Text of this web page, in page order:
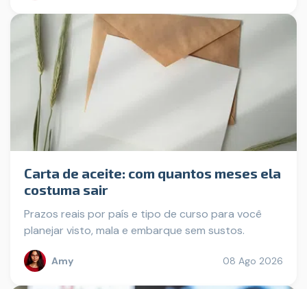
Carta de aceite: com quantos meses ela
costuma sair
Prazos reais por país e tipo de curso para você
planejar visto, mala e embarque sem sustos.
Amy 08 Ago 2026